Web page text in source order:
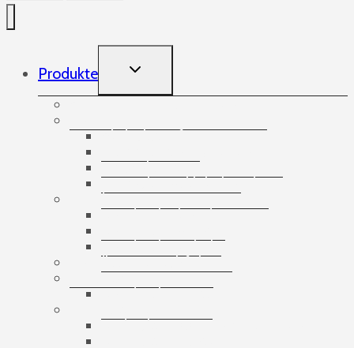
Produkte TOGGLE
CHILD
Abdeckstreifen
Spezialisierte Bänder
Verpackungsklebebänder
Banding
Banderolierbänder
Banderolierzubehör
Bandlose Stretchfolie
Bausätze
Banderolier-Sets
Bedruckte ECO-Papierklebebänder